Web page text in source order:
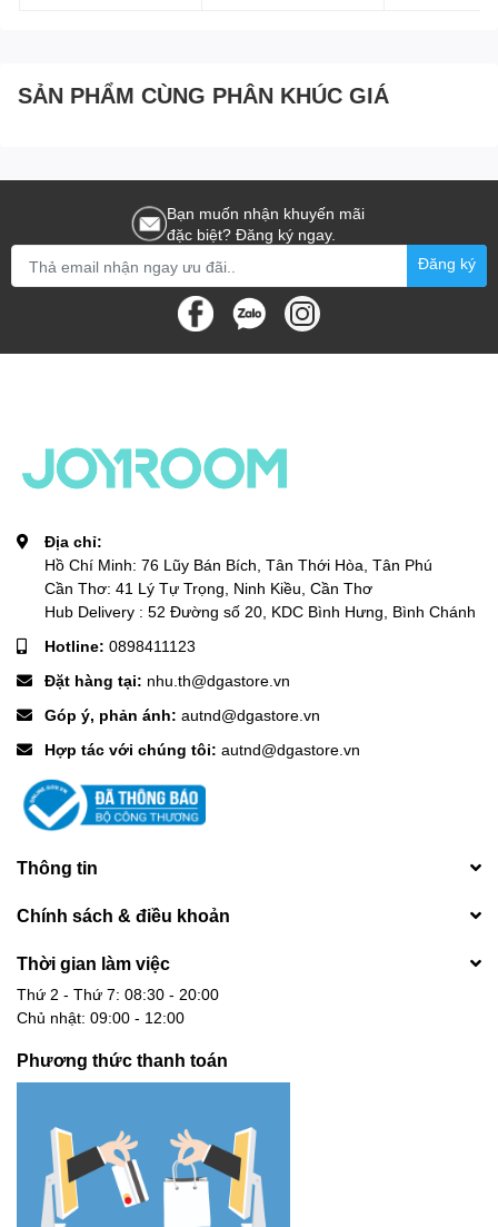
SẢN PHẨM CÙNG PHÂN KHÚC GIÁ
Bạn muốn nhận khuyến mãi
đặc biệt? Đăng ký ngay.
Đăng ký
Địa chỉ:
Hồ Chí Minh: 76 Lũy Bán Bích, Tân Thới Hòa, Tân Phú
Cần Thơ: 41 Lý Tự Trọng, Ninh Kiều, Cần Thơ
Hub Delivery : 52 Đường số 20, KDC Bình Hưng, Bình Chánh
Hotline: 0898411123
Đặt hàng tại: nhu.th@dgastore.vn
Góp ý, phản ánh: autnd@dgastore.vn
Hợp tác với chúng tôi: autnd@dgastore.vn
Thông tin
Chính sách & điều khoản
Thời gian làm việc
Thứ 2 - Thứ 7: 08:30 - 20:00
Chủ nhật: 09:00 - 12:00
Phương thức thanh toán